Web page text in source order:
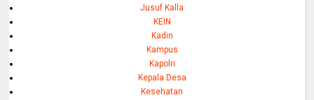
Jusuf Kalla
KEIN
Kadin
Kampus
Kapolri
Kepala Desa
Kesehatan